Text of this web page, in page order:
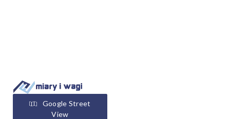
Google Street
View